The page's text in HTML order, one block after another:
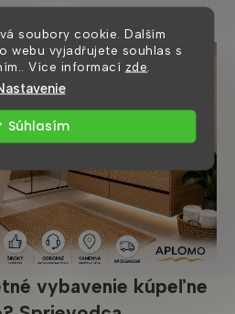
soubory cookie. Dalším
webu vyjadřujete souhlas s
Více informací zde
Súhlasím
nábytku on...
vybavenie kúpeľne